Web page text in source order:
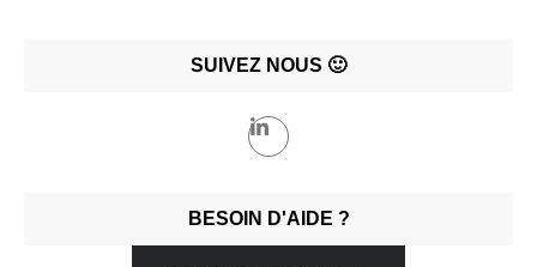
SUIVEZ NOUS 🙂
BESOIN D'AIDE ?